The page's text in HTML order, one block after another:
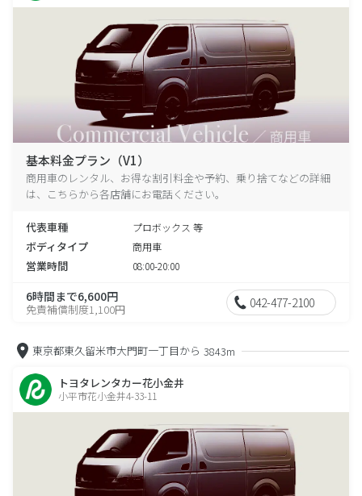
基本料金プラン（V1）
商用車のレンタル、お得な割引料金や予約、乗り捨てなどの詳細
は、こちらから各店舗にお電話ください。
代表車種 プロボックス 等
ボディタイプ 商用車
営業時間 08:00-20:00
6時間まで6,600円
免責補償制度1,100円 042-477-2100
東京都東久留米市大門町一丁目から 3843m
トヨタレンタカー花小金井
小平市花小金井4-33-11